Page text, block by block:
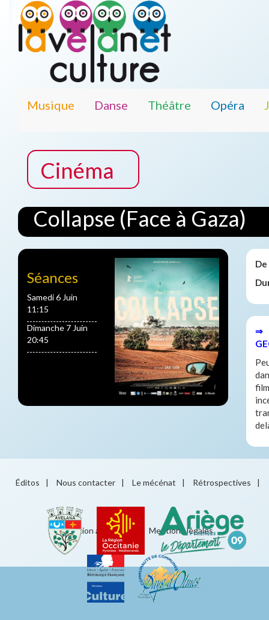
Musique Danse Théâtre Opéra
Cinéma
Collapse (Face à Gaza)
Séances
Samedi 6 Juin
11:15
Dimanche 7 Juin
20:45
De
⇒
Éditos | Nous contacter | Le mécénat | Rétrospectives |
Éducation artistique Mentions légales